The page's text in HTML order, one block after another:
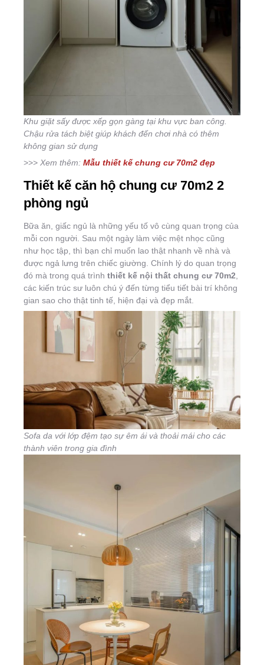
Khu giặt sấy được xếp gọn gàng tại khu vực ban công.
Chậu rửa tách biệt giúp khách đến chơi nhà có thêm
không gian sử dụng
>>> Xem thêm: Mẫu thiết kế chung cư 70m2 đẹp
Thiết kế căn hộ chung cư 70m2 2
phòng ngủ
Bữa ăn, giấc ngủ là những yếu tố vô cùng quan trọng của
mỗi con người. Sau một ngày làm việc mệt nhọc cũng
như học tập, thì bạn chỉ muốn lao thật nhanh về nhà và
được ngả lưng trên chiếc giường. Chính lý do quan trọng
đó mà trong quá trình thiết kế nội thất chung cư 70m2
các kiến trúc sư luôn chú ý đến từng tiểu tiết bài trí không
gian sao cho thật tinh tế, hiện đại và đẹp mắt.
Sofa da với lớp đệm tạo sự êm ái và thoải mái cho các
thành viên trong gia đình